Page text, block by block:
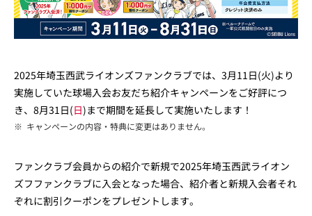
2025年埼玉西武ライオンズファンクラブでは、3月11日(火)より
実施していた球場入会お友だち紹介キャンペーンをご好評につ
き、8月31日(日)まで期間を延長して実施いたします！
※ キャンペーンの内容・特典に変更はありません。
ファンクラブ会員からの紹介で新規で2025年埼玉西武ライオン
ズフファンクラブに入会となった場合、紹介者と新規入会者それ
ぞれに割引クーポンをプレゼントします。